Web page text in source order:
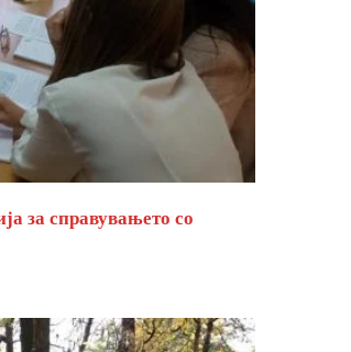
за справувањето со